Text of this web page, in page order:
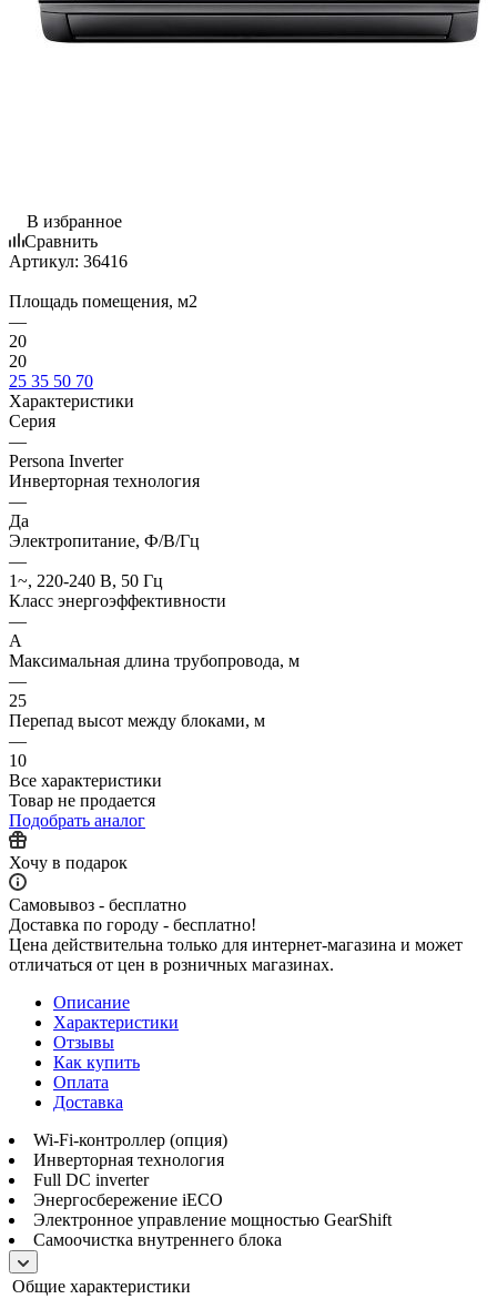
В избранное
Сравнить
Артикул: 36416
Площадь помещения, м2
—
20
20
25 35 50 70
Характеристики
Серия
—
Persona Inverter
Инверторная технология
—
Да
Электропитание, Ф/В/Гц
—
1~, 220-240 В, 50 Гц
Класс энергоэффективности
—
A
Максимальная длина трубопровода, м
—
25
Перепад высот между блоками, м
—
10
Все характеристики
Товар не продается
Подобрать аналог
Хочу в подарок
Самовывоз - бесплатно
Доставка по городу - бесплатно!
Цена действительна только для интернет-магазина и может
отличаться от цен в розничных магазинах.
Описание
Характеристики
Отзывы
Как купить
Оплата
Доставка
Wi-Fi-контроллер (опция)
Инверторная технология
Full DC inverter
Энергосбережение iЕСО
Электронное управление мощностью GearShift
Самоочистка внутреннего блока
Общие характеристики